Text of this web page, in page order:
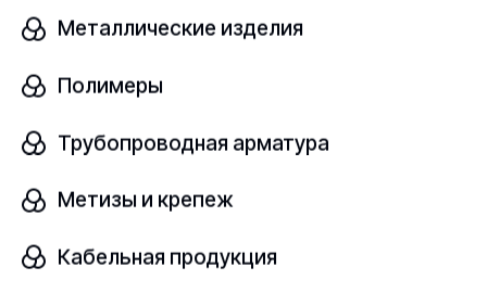
Металлические изделия
Полимеры
Трубопроводная арматура
Метизы и крепеж
Кабельная продукция
Размер, мм
1,5х500х1300